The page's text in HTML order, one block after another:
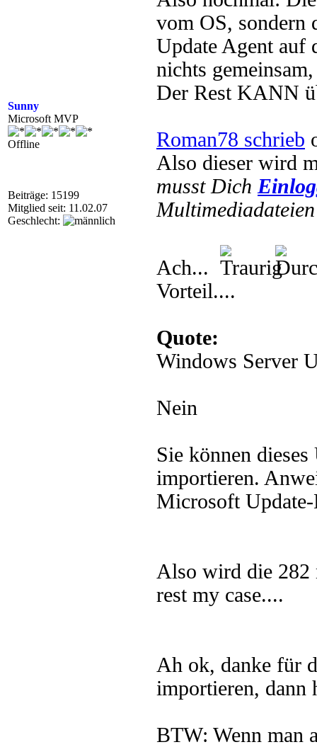
Sunny
Microsoft MVP
Offline
Beiträge: 15199
Mitglied seit: 11.02.07
Geschlecht:
vom OS, sondern
Update Agent auf
nichts
Der Rest KANN
Roman78 schrieb
Also dieser wird
musst Dich
Ach...
Vorteil....
Quote:
Windows Server
Nein
Sie können
importieren.
Microsoft
Also wird die 282
rest my case....
Ah ok, danke für
importieren, dann
BTW: Wenn man